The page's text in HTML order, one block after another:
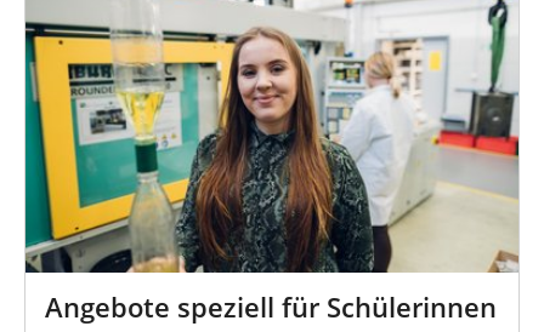
Angebote speziell für Schülerinnen